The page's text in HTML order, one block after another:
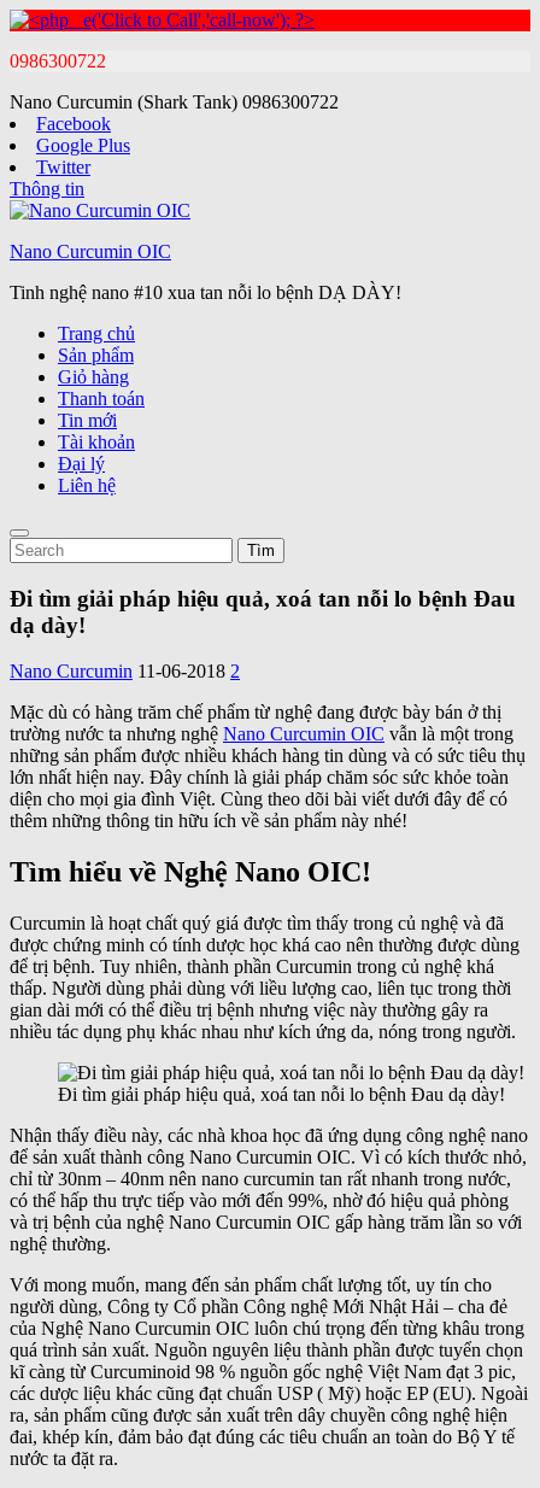
0986300722
Nano Curcumin (Shark Tank) 0986300722
Facebook
Google Plus
Twitter
Thông tin
Nano Curcumin OIC
Tinh nghệ nano #10 xua tan nỗi lo bệnh DẠ DÀY!
Trang chủ
Sản phẩm
Giỏ hàng
Thanh toán
Tin mới
Tài khoản
Đại lý
Liên hệ
Đi tìm giải pháp hiệu quả, xoá tan nỗi lo bệnh Đau
dạ dày!
Nano Curcumin 11-06-2018 2
Mặc dù có hàng trăm chế phẩm từ nghệ đang được bày bán ở thị
trường nước ta nhưng nghệ Nano Curcumin OIC vẫn là một trong
những sản phẩm được nhiều khách hàng tin dùng và có sức tiêu thụ
lớn nhất hiện nay. Đây chính là giải pháp chăm sóc sức khỏe toàn
diện cho mọi gia đình Việt. Cùng theo dõi bài viết dưới đây để có
thêm những thông tin hữu ích về sản phẩm này nhé!
Tìm hiểu về Nghệ Nano OIC!
Curcumin là hoạt chất quý giá được tìm thấy trong củ nghệ và đã
được chứng minh có tính dược học khá cao nên thường được dùng
để trị bệnh. Tuy nhiên, thành phần Curcumin trong củ nghệ khá
thấp. Người dùng phải dùng với liều lượng cao, liên tục trong thời
gian dài mới có thể điều trị bệnh nhưng việc này thường gây ra
nhiều tác dụng phụ khác nhau như kích ứng da, nóng trong người.
Đi tìm giải pháp hiệu quả, xoá tan nỗi lo bệnh Đau dạ dày!
Nhận thấy điều này, các nhà khoa học đã ứng dụng công nghệ nano
để sản xuất thành công Nano Curcumin OIC. Vì có kích thước nhỏ,
chỉ từ 30nm – 40nm nên nano curcumin tan rất nhanh trong nước,
có thể hấp thu trực tiếp vào mới đến 99%, nhờ đó hiệu quả phòng
và trị bệnh của nghệ Nano Curcumin OIC gấp hàng trăm lần so với
nghệ thường.
Với mong muốn, mang đến sản phẩm chất lượng tốt, uy tín cho
người dùng, Công ty Cổ phần Công nghệ Mới Nhật Hải – cha đẻ
của Nghệ Nano Curcumin OIC luôn chú trọng đến từng khâu trong
quá trình sản xuất. Nguồn nguyên liệu thành phần được tuyển chọn
kĩ càng từ Curcuminoid 98 % nguồn gốc nghệ Việt Nam đạt 3 pic,
các dược liệu khác cũng đạt chuẩn USP ( Mỹ) hoặc EP (EU). Ngoài
ra, sản phẩm cũng được sản xuất trên dây chuyền công nghệ hiện
đai, khép kín, đảm bảo đạt đúng các tiêu chuẩn an toàn do Bộ Y tế
nước ta đặt ra.